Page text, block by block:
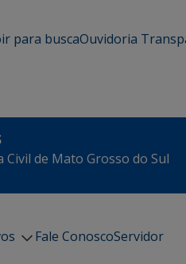
ir para buscaOuvidoria
Civil de Mato Grosso do Sul
Fale ConoscoServidor